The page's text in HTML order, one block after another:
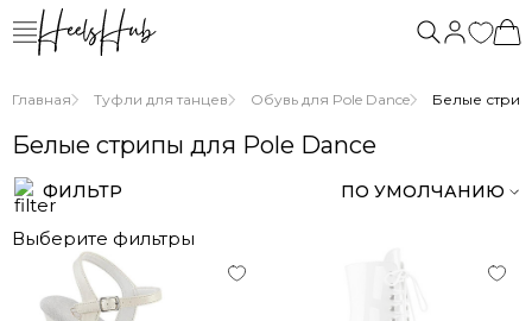
Главная Туфли для танцев Обувь для Pole Dance Белые
Белые стрипы для Pole Dance
ФИЛЬТР ПО УМОЛЧАНИЮ
Выберите фильтры